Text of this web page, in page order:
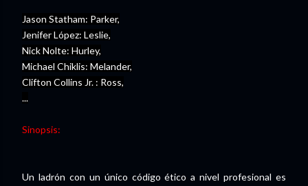
Jason Statham: Parker,
Jenifer López: Leslie,
Nick Nolte: Hurley,
Michael Chiklis: Melander,
Clifton Collins Jr. : Ross,
...
Sinopsis:
Un ladrón con un único código ético a nivel profesional es